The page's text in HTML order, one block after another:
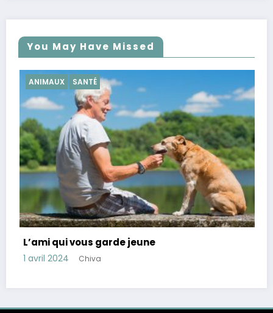
You May Have Missed
SANTÉ
Conseils pour réduire le cortisol,